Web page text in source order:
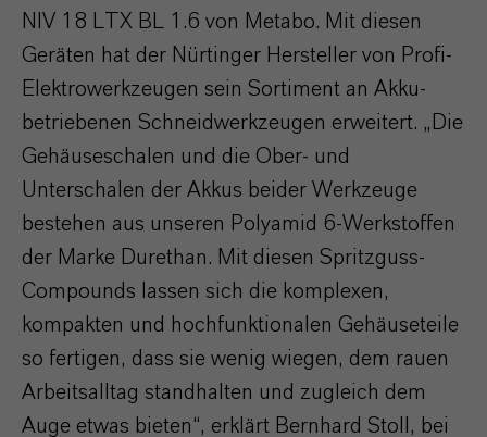
NIV 18 LTX BL 1.6 von Metabo. Mit diesen
Geräten hat der Nürtinger Hersteller von Profi-
Elektrowerkzeugen sein Sortiment an Akku-
betriebenen Schneidwerkzeugen erweitert. „Die
Gehäuseschalen und die Ober- und
Unterschalen der Akkus beider Werkzeuge
bestehen aus unseren Polyamid 6-Werkstoffen
der Marke Durethan. Mit diesen Spritzguss-
Compounds lassen sich die komplexen,
kompakten und hochfunktionalen Gehäuseteile
so fertigen, dass sie wenig wiegen, dem rauen
Arbeitsalltag standhalten und zugleich dem
Auge etwas bieten“, erklärt Bernhard Stoll, bei